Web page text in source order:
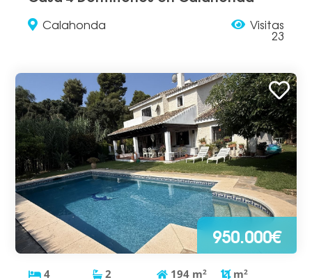
Calahonda Visitas
23
950.000€
4 2 194 m2 m2